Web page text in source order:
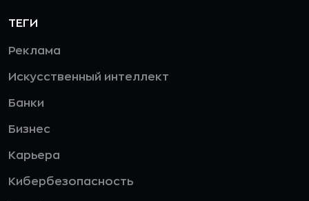
ТЕГИ
Реклама
Искусственный интеллект
Банки
Бизнес
Карьера
Кибербезопасность